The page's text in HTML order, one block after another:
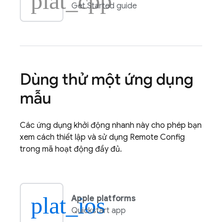
Get Started guide
Dùng thử một ứng dụng
mẫu
Các ứng dụng khởi động nhanh này cho phép bạn
xem cách thiết lập và sử dụng Remote Config
trong mã hoạt động đầy đủ.
plat_ios
Apple platforms
Quickstart app